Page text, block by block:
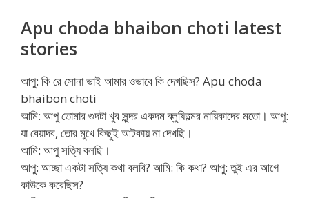
Apu choda bhaibon choti latest
stories
আপু: কি রে সোনা ভাই আমার ওভাবে কি দেখছিস? Apu choda
bhaibon choti
আমি: আপু তোমার গুদটা খুব সুন্দর একদম ব্লুফিল্মের নায়িকাদের মতো। আপু:
যা বেয়াদব, তোর মুখে কিছুই আটকায় না দেখছি।
আমি: আপু সত্যি বলছি।
আপু: আচ্ছা একটা সত্যি কথা বলবি? আমি: কি কথা? আপু: তুই এর আগে
কাউকে করেছিস?